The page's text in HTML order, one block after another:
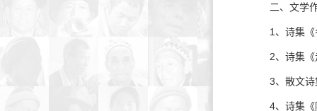
二、文学
1、诗集
2、诗集
3、散文
4、诗集